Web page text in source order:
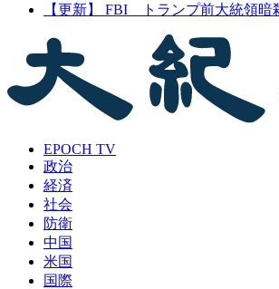
【更新】 FBI トランプ前大統領暗
EPOCH TV
政治
経済
社会
防衛
中国
米国
国際